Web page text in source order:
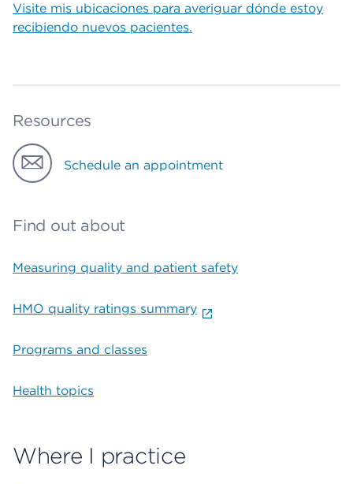
Visite mis ubicaciones para averiguar dónde estoy
recibiendo nuevos pacientes.
Resources
Schedule an appointment
Find out about
Measuring quality and patient safety
HMO quality ratings summary
Programs and classes
Health topics
Where I practice